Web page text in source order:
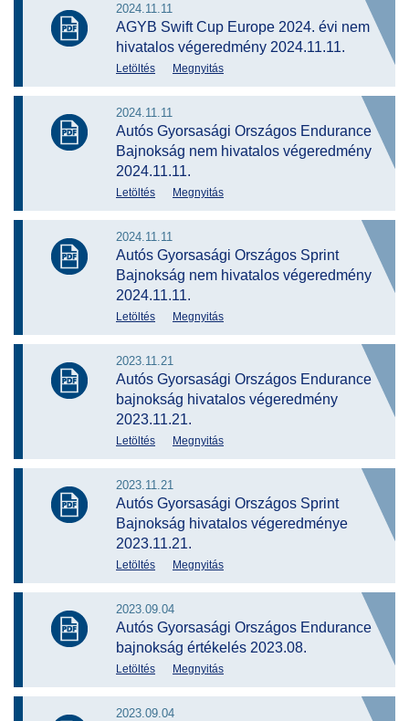
2024.11.11
AGYB Swift Cup Europe 2024. évi nem
hivatalos végeredmény 2024.11.11.
Letöltés Megnyitás
2024.11.11
Autós Gyorsasági Országos Endurance
Bajnokság nem hivatalos végeredmény
2024.11.11.
Letöltés Megnyitás
2024.11.11
Autós Gyorsasági Országos Sprint
Bajnokság nem hivatalos végeredmény
2024.11.11.
Letöltés Megnyitás
2023.11.21
Autós Gyorsasági Országos Endurance
bajnokság hivatalos végeredmény
2023.11.21.
Letöltés Megnyitás
2023.11.21
Autós Gyorsasági Országos Sprint
Bajnokság hivatalos végeredménye
2023.11.21.
Letöltés Megnyitás
2023.09.04
Autós Gyorsasági Országos Endurance
bajnokság értékelés 2023.08.
Letöltés Megnyitás
2023.09.04